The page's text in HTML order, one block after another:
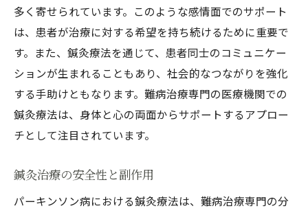
多く寄せられています。このような感情面でのサポート
は、患者が治療に対する希望を持ち続けるために重要で
す。また、鍼灸療法を通じて、患者同士のコミュニケー
ションが生まれることもあり、社会的なつながりを強化
する手助けともなります。難病治療専門の医療機関での
鍼灸療法は、身体と心の両面からサポートするアプロー
チとして注目されています。
鍼灸治療の安全性と副作用
パーキンソン病における鍼灸療法は、難病治療専門の分